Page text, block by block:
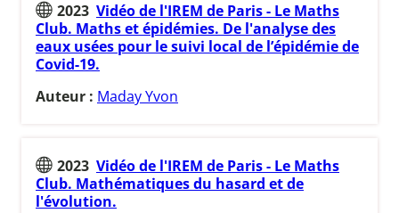
2023 Vidéo de l'IREM de Paris - Le Maths
Club. Maths et épidémies. De l'analyse des
eaux usées pour le suivi local de l’épidémie de
Covid-19.
Auteur : Maday Yvon
2023 Vidéo de l'IREM de Paris - Le Maths
Club. Mathématiques du hasard et de
l'évolution.